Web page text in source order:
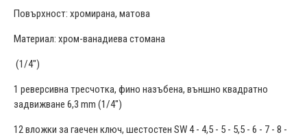
Повърхност: хромирана, матова
Материал: хром-ванадиева стомана
(1/4")
1 реверсивна тресчотка, фино назъбена, външно квадратно
задвижване 6,3 mm (1/4")
12 вложки за гаечен ключ, шестостен SW 4 - 4,5 - 5 - 5,5 - 6 - 7 - 8 -